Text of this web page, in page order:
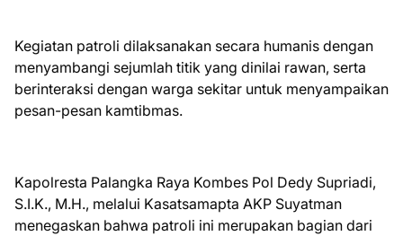
Kegiatan patroli dilaksanakan secara humanis dengan
menyambangi sejumlah titik yang dinilai rawan, serta
berinteraksi dengan warga sekitar untuk menyampaikan
pesan-pesan kamtibmas.
Kapolresta Palangka Raya Kombes Pol Dedy Supriadi,
S.I.K., M.H., melalui Kasatsamapta AKP Suyatman
menegaskan bahwa patroli ini merupakan bagian dari